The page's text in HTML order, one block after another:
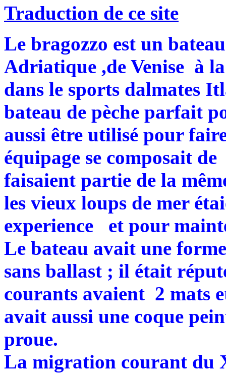
Traduction de ce site
Le bragozzo est un
Adriatique ,de Venise à
dans le sports dalmates
bateau de pèche parfait
aussi être utilisé pour
équipage se composait
faisaient partie de la
les vieux loups de mer
experience et pour
Le bateau avait une
sans ballast ; il était
courants avaient 2 mats
avait aussi une coque
proue.
La migration courant du